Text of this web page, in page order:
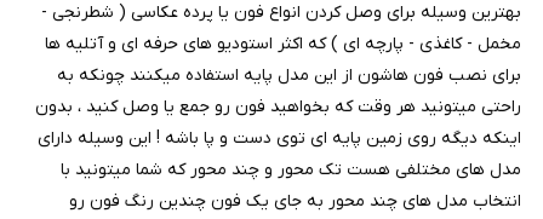
بهترین وسیله برای وصل کردن انواع فون یا پرده عکاسی ( شطرنجی -
مخمل - کاغذی - پارچه ای ) که اکثر استودیو های حرفه ای و آتلیه ها
برای نصب فون هاشون از این مدل پایه استفاده میکنند چونکه به
راحتی میتونید هر وقت که بخواهید فون رو جمع یا وصل کنید ، بدون
اینکه دیگه روی زمین پایه ای توی دست و پا باشه ! این وسیله دارای
مدل های مختلفی هست تک محور و چند محور که شما میتونید با
انتخاب مدل های چند محور به جای یک فون چندین رنگ فون رو